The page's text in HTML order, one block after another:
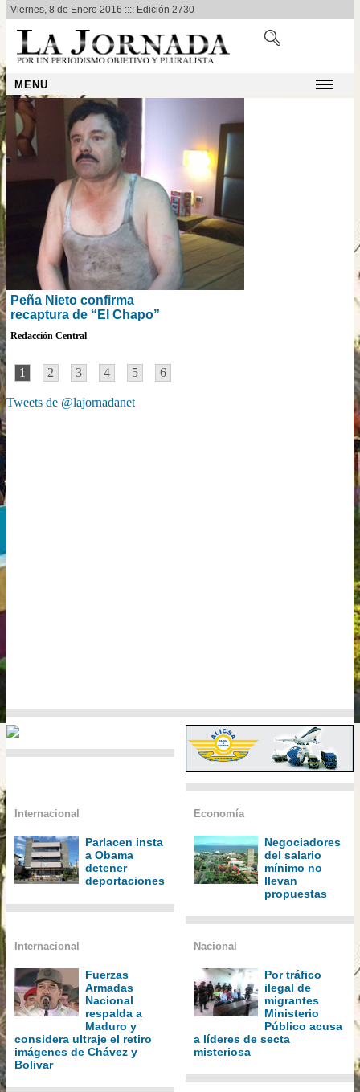
Viernes, 8 de Enero 2016 :::: Edición 2730
MENU
Peña Nieto confirma
recaptura de “El Chapo”
Redacción Central
1 2 3 4 5 6
Tweets de @lajornadanet
Internacional
Parlacen insta
a Obama
detener
deportaciones
Economía
Negociadores
del salario
mínimo no
llevan
propuestas
Internacional
Fuerzas
Armadas
Nacional
respalda a
Maduro y
considera ultraje el retiro
imágenes de Chávez y
Bolivar
Nacional
Por tráfico
ilegal de
migrantes
Ministerio
Público acusa
a líderes de secta
misteriosa